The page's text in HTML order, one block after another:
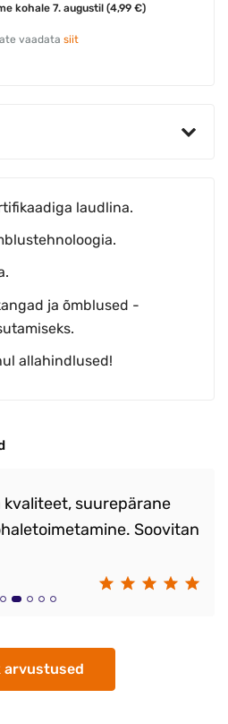
kohale 7. augustil (4,99 €)
vaadata siit
laudlina.
ja õmblused -
allahindlused!
suurepärane
Soovitan
arvustused